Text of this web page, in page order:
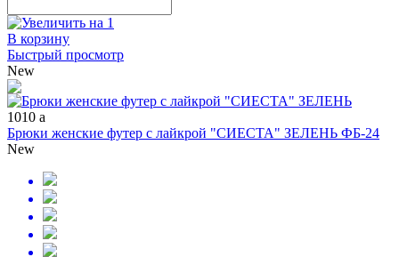
В корзину
Быстрый просмотр
New
1010 a
Брюки женские футер с лайкрой "СИЕСТА" ЗЕЛЕНЬ ФБ-24
New